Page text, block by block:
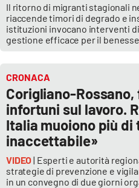
Il ritorno di migranti stagionali
riaccende timori di degrado e
istituzioni invocano interventi
gestione efficace per il
CRONACA
Corigliano-Rossano,
infortuni sul lavoro.
Italia muoiono più di
inaccettabile»
VIDEO| Esperti e autorità
strategie di prevenzione e
in un convegno di due giorni